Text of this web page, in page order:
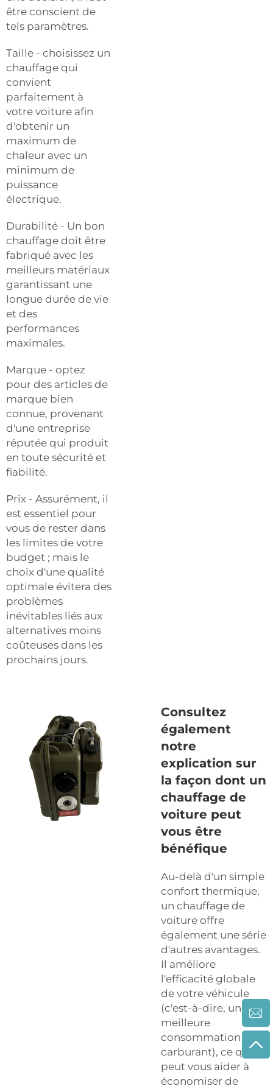
être conscient de
tels paramètres.
Taille - choisissez un
chauffage qui
convient
parfaitement à
votre voiture afin
d'obtenir un
maximum de
chaleur avec un
minimum de
puissance
électrique.
Durabilité - Un bon
chauffage doit être
fabriqué avec les
meilleurs matériaux
garantissant une
longue durée de vie
et des
performances
maximales.
Marque - optez
pour des articles de
marque bien
connue, provenant
d'une entreprise
réputée qui produit
en toute sécurité et
fiabilité.
Prix - Assurément, il
est essentiel pour
vous de rester dans
les limites de votre
budget ; mais le
choix d'une qualité
optimale évitera des
problèmes
inévitables liés aux
alternatives moins
coûteuses dans les
prochains jours.
Consultez
également
notre
explication sur
la façon dont un
chauffage de
voiture peut
vous être
bénéfique
Au-delà d'un simple
confort thermique,
un chauffage de
voiture offre
également une série
d'autres avantages.
Il améliore
l'efficacité globale
de votre véhicule
(c'est-à-dire, une
meilleure
consommation de
carburant), ce qui
peut vous aider à
économiser de